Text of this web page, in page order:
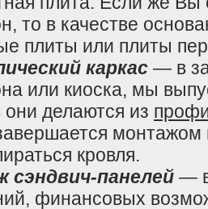
то в качестве
плиты или плиты
каркас — в
или киоска, мы
они делаются из
кровля.
сэндвич-панелей —
финансовых